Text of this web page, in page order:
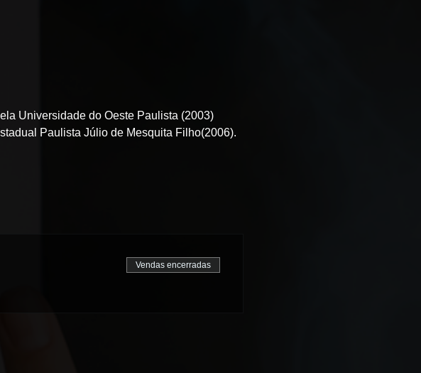
Universidade do Oeste Paulista (2003)
Paulista Júlio de Mesquita Filho(2006).
Vendas encerradas